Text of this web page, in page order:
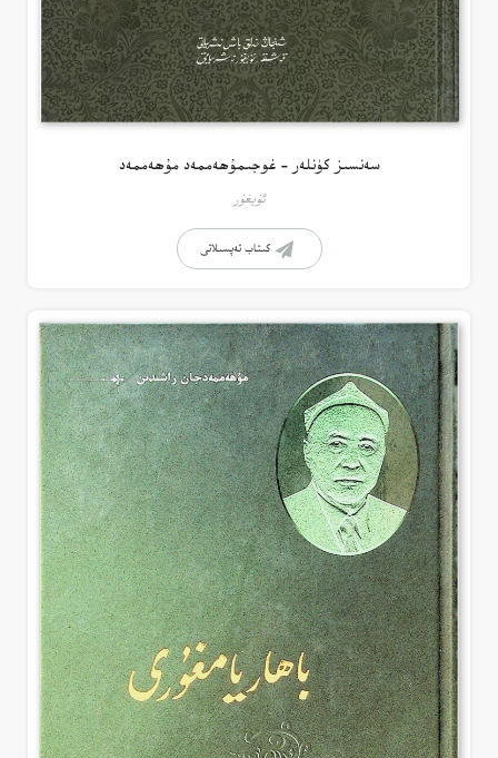
سەنسىز كۈنلەر – غوجىمۇھەممەد مۇھەممەد
ئۇيغۇر
كىتاب تەپسىلاتى